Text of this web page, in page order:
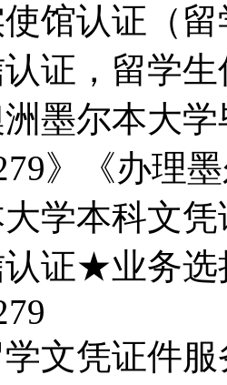
馆认证（
证，留学
墨尔本大
》《办理
大学本科文
认证★业务
文凭证件服